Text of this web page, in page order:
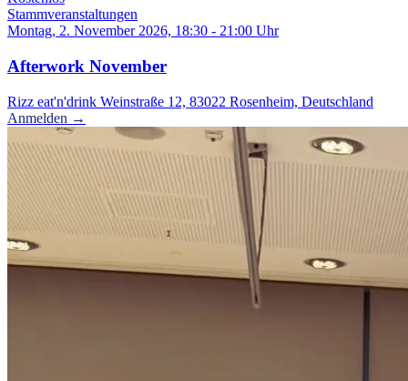
Stammveranstaltungen
Montag, 2. November 2026, 18:30 - 21:00 Uhr
Afterwork November
Rizz eat'n'drink Weinstraße 12, 83022 Rosenheim, Deutschland
Anmelden →